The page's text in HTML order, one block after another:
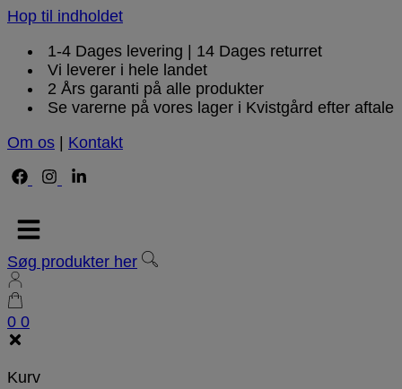
Hop til indholdet
1-4 Dages levering | 14 Dages returret
Vi leverer i hele landet
2 Års garanti på alle produkter
Se varerne på vores lager i Kvistgård efter aftale
Om os
Kontakt
Søg produkter her
0 0
Kurv